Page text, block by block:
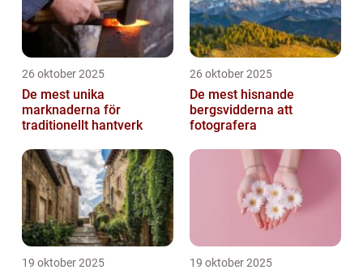
26 oktober 2025
De mest unika
marknaderna för
traditionellt hantverk
26 oktober 2025
De mest hisnande
bergsvidderna att
fotografera
19 oktober 2025 19 oktober 2025